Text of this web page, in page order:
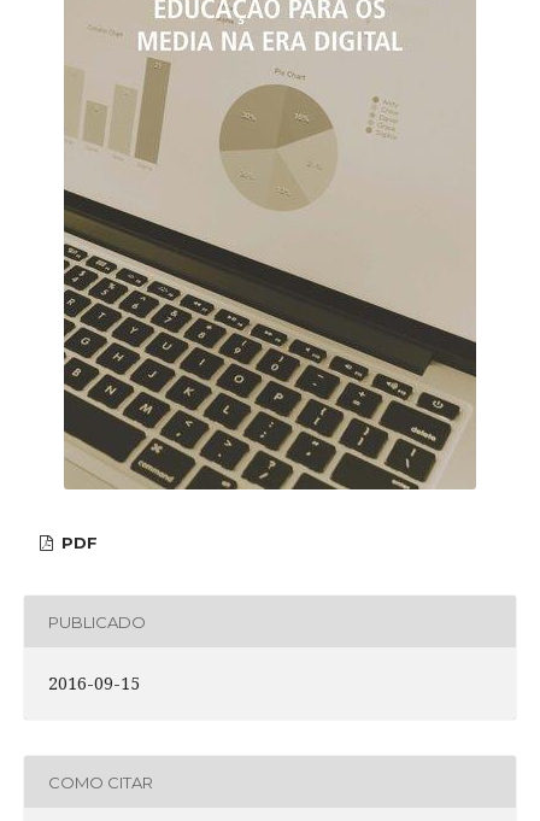
PDF
PUBLICADO
2016-09-15
COMO CITAR